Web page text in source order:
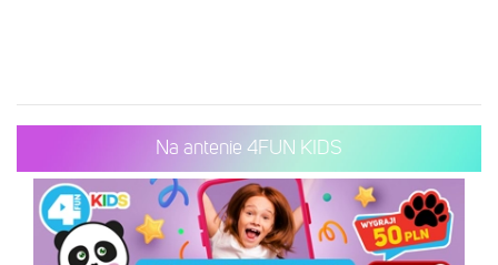
Na antenie 4FUN KIDS